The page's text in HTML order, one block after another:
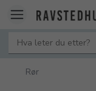
Rør